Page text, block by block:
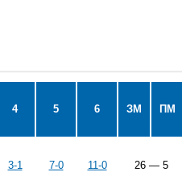
4 5 6 ЗМ ПМ
3-1 7-0 11-0 26 — 5